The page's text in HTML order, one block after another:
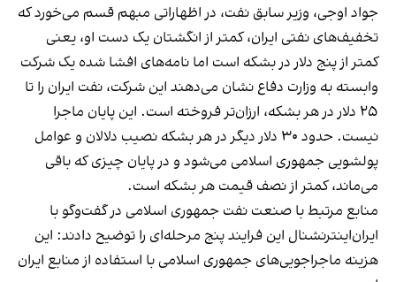
جواد اوجی، وزیر سابق نفت، در اظهاراتی مبهم قسم می‌خورد که
تخفیف‌های نفتی ایران، کمتر از انگشتان یک دست او، یعنی
کمتر از پنج دلار در بشکه است اما نامه‌های افشا شده یک شرکت
وابسته به وزارت دفاع نشان می‌دهند این شرکت، نفت ایران را تا
۲۵ دلار در هر بشکه، ارزان‌تر فروخته است. این پایان ماجرا
نیست. حدود ۳۰ دلار دیگر در هر بشکه نصیب دلالان و عوامل
پولشویی جمهوری اسلامی می‌شود و در پایان چیزی که باقی
می‌ماند، کمتر از نصف قیمت هر بشکه است.
منابع مرتبط با صنعت نفت جمهوری اسلامی در گفت‌وگو با
ایران‌اینترنشنال این فرایند پنج مرحله‌ای را توضیح دادند: این
هزینه ماجراجویی‌های جمهوری اسلامی با استفاده از منابع ایران